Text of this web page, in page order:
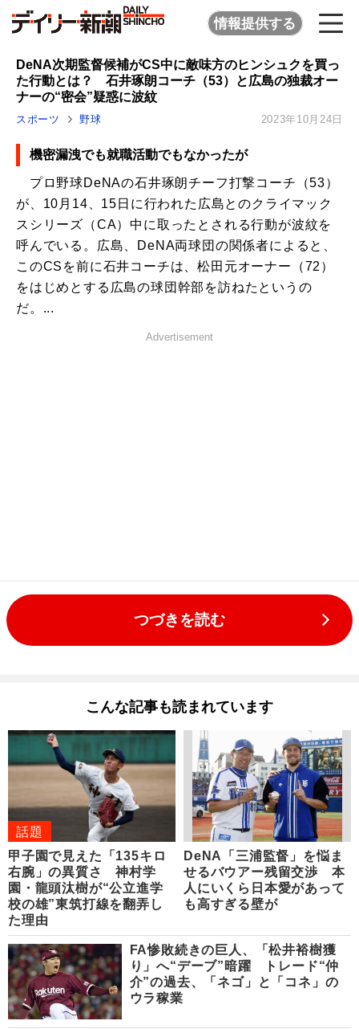
情報提供する
DeNA次期監督候補がCS中に敵味方のヒンシュクを買っ
た行動とは？ 石井琢朗コーチ（53）と広島の独裁オー
ナーの“密会”疑惑に波紋
スポーツ 野球 2023年10月24日
機密漏洩でも就職活動でもなかったが
プロ野球DeNAの石井琢朗チーフ打撃コーチ（53）
が、10月14、15日に行われた広島とのクライマック
スシリーズ（CA）中に取ったとされる行動が波紋を
呼んでいる。広島、DeNA両球団の関係者によると、
このCSを前に石井コーチは、松田元オーナー（72）
をはじめとする広島の球団幹部を訪ねたというの
だ。...
Advertisement
つづきを読む
こんな記事も読まれています
話題
甲子園で見えた「135キロ
右腕」の異質さ 神村学
園・龍頭汰樹が“公立進学
校の雄”東筑打線を翻弄し
た理由
DeNA「三浦監督」を悩ま
せるバウアー残留交渉 本
人にいくら日本愛があって
も高すぎる壁が
FA惨敗続きの巨人、「松井裕樹獲
り」へ“デーブ”暗躍 トレード“仲
介”の過去、「ネゴ」と「コネ」の
ウラ稼業